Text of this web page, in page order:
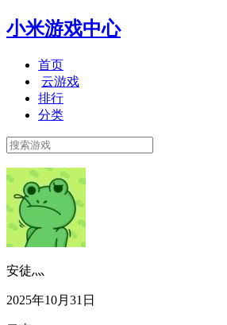
小米游戏中心
首页
云游戏
排行
分类
安徒灬
2025年10月31日